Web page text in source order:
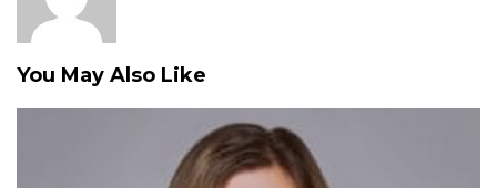
You May Also Like